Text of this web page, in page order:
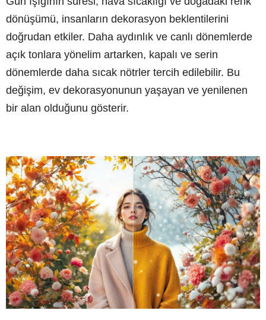
dönüşümü, insanların dekorasyon beklentilerini
doğrudan etkiler. Daha aydınlık ve canlı dönemlerde
açık tonlara yönelim artarken, kapalı ve serin
dönemlerde daha sıcak nötrler tercih edilebilir. Bu
değişim, ev dekorasyonunun yaşayan ve yenilenen
bir alan olduğunu gösterir.